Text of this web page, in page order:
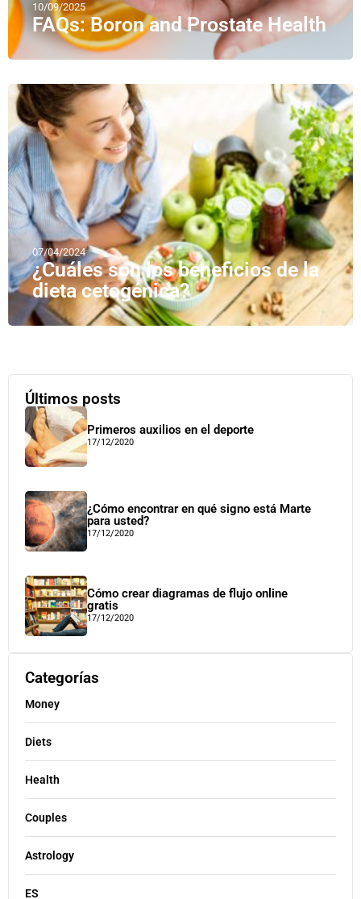
10/09/2025
FAQs: Boron and Prostate Health
07/04/2024
¿Cuáles son los beneficios de la
dieta cetogénica?
Últimos posts
Primeros auxilios en el deporte
17/12/2020
¿Cómo encontrar en qué signo está Marte
para usted?
17/12/2020
Cómo crear diagramas de flujo online
gratis
17/12/2020
Categorías
Money
Diets
Health
Couples
Astrology
ES